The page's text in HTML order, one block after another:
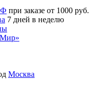
при заказе от 1000 руб.
7 дней в неделю
Москва